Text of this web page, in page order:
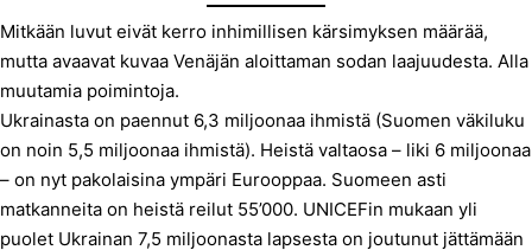
Mitkään luvut eivät kerro inhimillisen kärsimyksen määrää,
mutta avaavat kuvaa Venäjän aloittaman sodan laajuudesta. Alla
muutamia poimintoja.
Ukrainasta on paennut 6,3 miljoonaa ihmistä (Suomen väkiluku
on noin 5,5 miljoonaa ihmistä). Heistä valtaosa – liki 6 miljoonaa
– on nyt pakolaisina ympäri Eurooppaa. Suomeen asti
matkanneita on heistä reilut 55’000. UNICEFin mukaan yli
puolet Ukrainan 7,5 miljoonasta lapsesta on joutunut jättämään